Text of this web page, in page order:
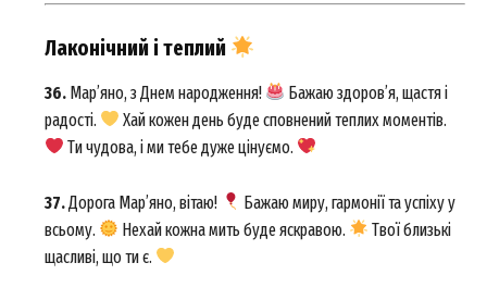
Лаконічний і теплий
36. Мар’яно, з Днем народження!
Бажаю здоров’я, щастя і
радості.
Хай кожен день буде сповнений теплих моментів.
Ти чудова, і ми тебе дуже цінуємо.
37.Дорога Мар’яно, вітаю!
Бажаю миру, гармонії та успіху у
всьому.
Нехай кожна мить буде яскравою.
Твої близькі
щасливі, що ти є.